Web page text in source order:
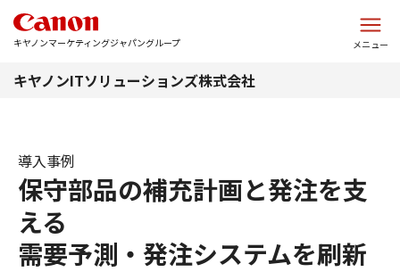
キヤノンマーケティングジャパングループ メニュー
キヤノンITソリューションズ株式会社
保守部品の補充計画と発注を支
える
需要予測・発注システムを刷新
導入事例